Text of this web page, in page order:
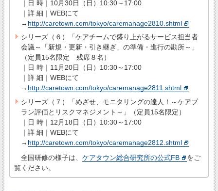
｜日 時｜10月30日（日）10:30～17:00
｜詳 細｜WEBにて
→ http://caretown.com/tokyo/caremanage2810.shtml
シリーズ（６）「ケアチームで盛り上がるサービス担当者
会議～「新規・更新・引き継ぎ」の準備・進行の勘所～」
（定員15名限定 残席８名）
｜日 時｜11月20日（日）10:30～17:00
｜詳 細｜WEBにて
→ http://caretown.com/tokyo/caremanage2811.shtml
シリーズ（７）「めざせ、モニタリングの達人！～ケアプ
ラン評価とリスクマネジメント～」（定員15名限定）
｜日 時｜12月18日（日）10:30～17:00
｜詳 細｜WEBにて
→ http://caretown.com/tokyo/caremanage2812.shtml
全国研修の様子は、 ケアタウン総合研究所の公式FB
をご
覧ください。